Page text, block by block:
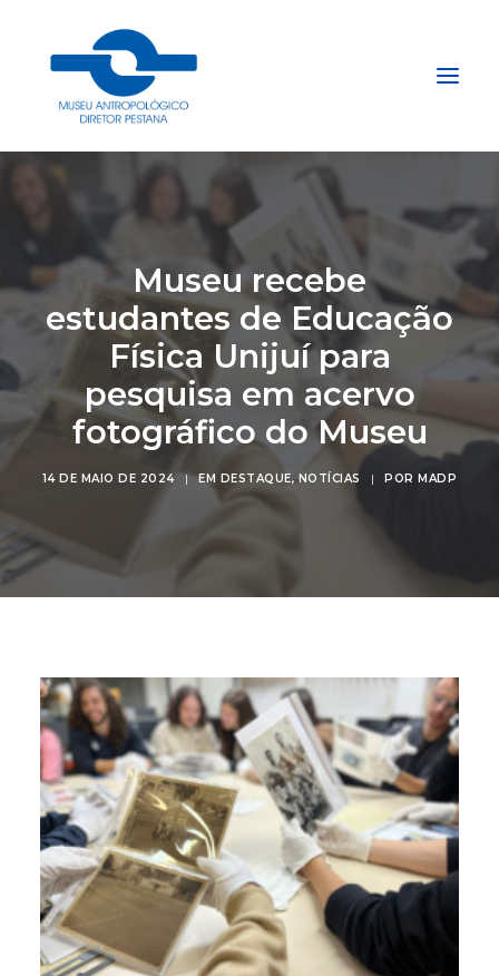
Explore
Acervo
Projetos
Gestão do Arquivo Fidene
Museu recebe
estudantes de Educação
Física Unijuí para
pesquisa em acervo
fotográfico do Museu
14 DE MAIO DE 2024 | EM DESTAQUE,NOTÍCIAS | PORMADP